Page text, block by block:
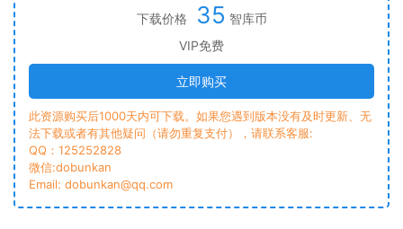
下载价格 35 智库币
VIP免费
立即购买
此资源购买后1000天内可下载。如果您遇到版本没有及时更新、无
法下载或者有其他疑问（请勿重复支付），请联系客服:
QQ：125252828
微信:dobunkan
Email: dobunkan@qq.com